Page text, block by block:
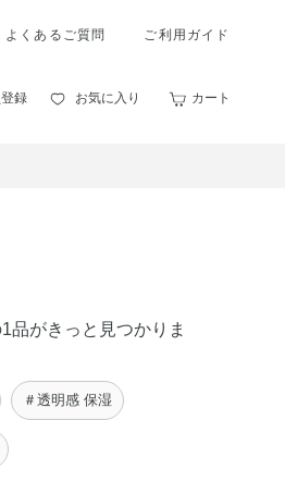
よくあるご質問 ご利用ガイド
録 お気に入り カート
品がきっと見つかりま
＃透明感 保湿